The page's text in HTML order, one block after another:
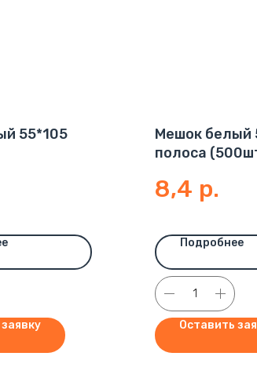
55*105
Мешок белый
полоса
8,4 р.
Подробнее
Оставить